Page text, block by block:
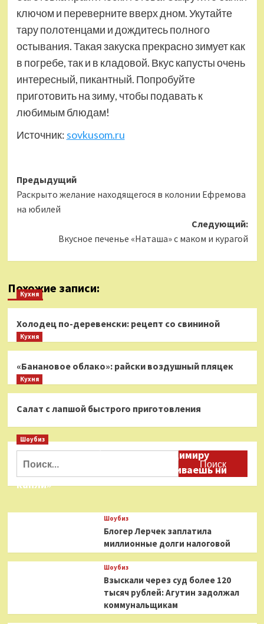
ключом и переверните вверх дном. Укутайте
тару полотенцами и дождитесь полного
остывания. Такая закуска прекрасно зимует как
в погребе, так и в кладовой. Вкус капусты очень
интересный, пикантный. Попробуйте
приготовить на зиму, чтобы подавать к
любимым блюдам!
Источник: sovkusom.ru
Навигация
записи
Предыдущий
Раскрыто желание находящегося в колонии Ефремова
на юбилей
Следующий:
Вкусное печенье «Наташа» с маком и курагой
Похожие записи:
Кухня
Холодец по-деревенски: рецепт со свининой
Кухня
«Банановое облако»: райски воздушный пляцек
Кухня
Салат с лапшой быстрого приготовления
Шоубиз
Даня Милохин обратился к Владимиру
Соловьеву: «Ты меня не расстраиваешь ни
капли»
Шоубиз
Блогер Лерчек заплатила
миллионные долги налоговой
Шоубиз
Взыскали через суд более 120
тысяч рублей: Агутин задолжал
коммунальщикам